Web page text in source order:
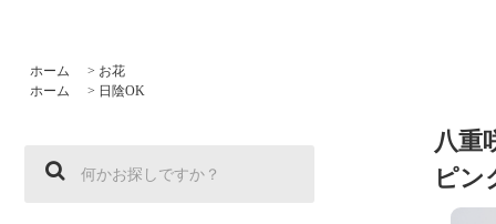
ホーム > お花
ホーム
> 日陰OK
八重
ピン